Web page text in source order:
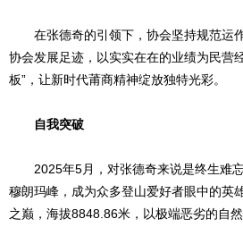
在张德奇的引领下，协会坚持规范运
协会发展足迹，以实实在在的业绩为民营
板”，让新时代莆商精神绽放独特光彩。
自我突破
2025年5月，对张德奇来说是终生难忘
穆朗玛峰，成为众多登山爱好者眼中的英
之巅，海拔8848.86米，以极端恶劣的自